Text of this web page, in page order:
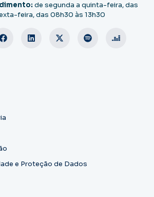
de segunda a quinta-feira, das
feira, das 08h30 às 13h30
e Proteção de Dados